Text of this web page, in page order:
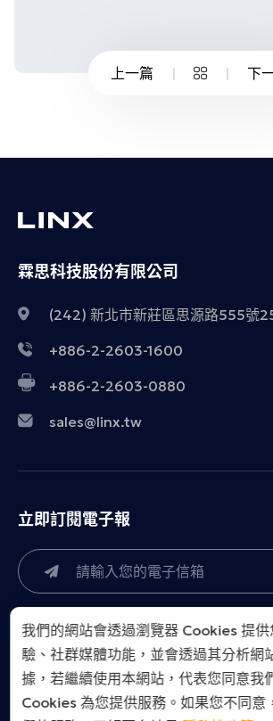
上一篇 下
霖思科技股份有限公司
(242) 新北市新莊區思源路555號
+886-2-2603-1600
+886-2-2603-0880
sales@linx.tw
立即訂閱電子報
LINX Taiwan Co., Ltd.. All Right
我們的網站會透過瀏覽器 Cookies 提
驗、社群媒體功能，並會透過其分析網
據，若繼續使用本網站，代表您同意我
Cookies 為您提供服務。如果您不同意